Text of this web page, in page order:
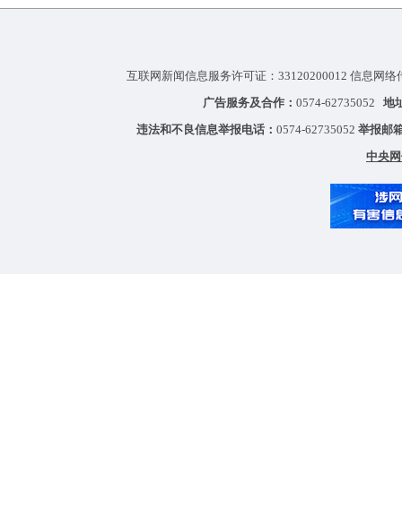
互联网新闻信息服务许可证：33120200012 信息网
广告服务及合作： 0574-62735052 地
违法和不良信息举报电话： 0574-62735052 举报邮
中央